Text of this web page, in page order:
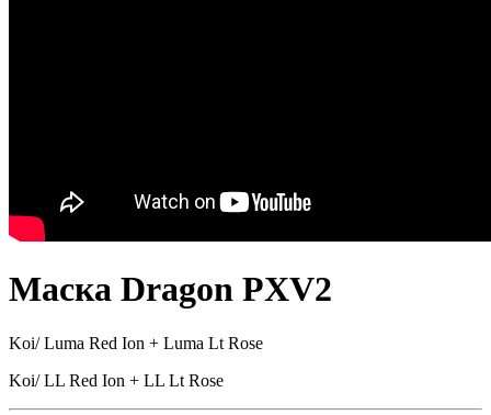
Маска Dragon PXV2
Koi/ Luma Red Ion + Luma Lt Rose
Koi/ LL Red Ion + LL Lt Rose